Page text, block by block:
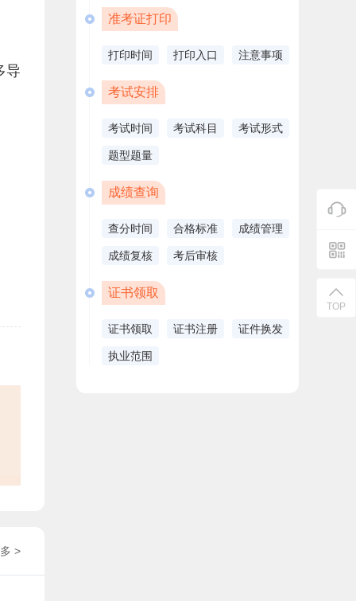
导
>
准考证打印
打印时间 打印入口 注意事项
考试安排
考试时间 考试科目 考试形式
题型题量
成绩查询
查分时间 合格标准 成绩管理
成绩复核 考后审核
证书领取
证书领取 证书注册 证件换发
执业范围
TOP